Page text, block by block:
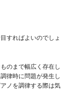
すればよいのでしょ
のまで幅広く存在し
律時に問題が発生し
ノを調律する際は気